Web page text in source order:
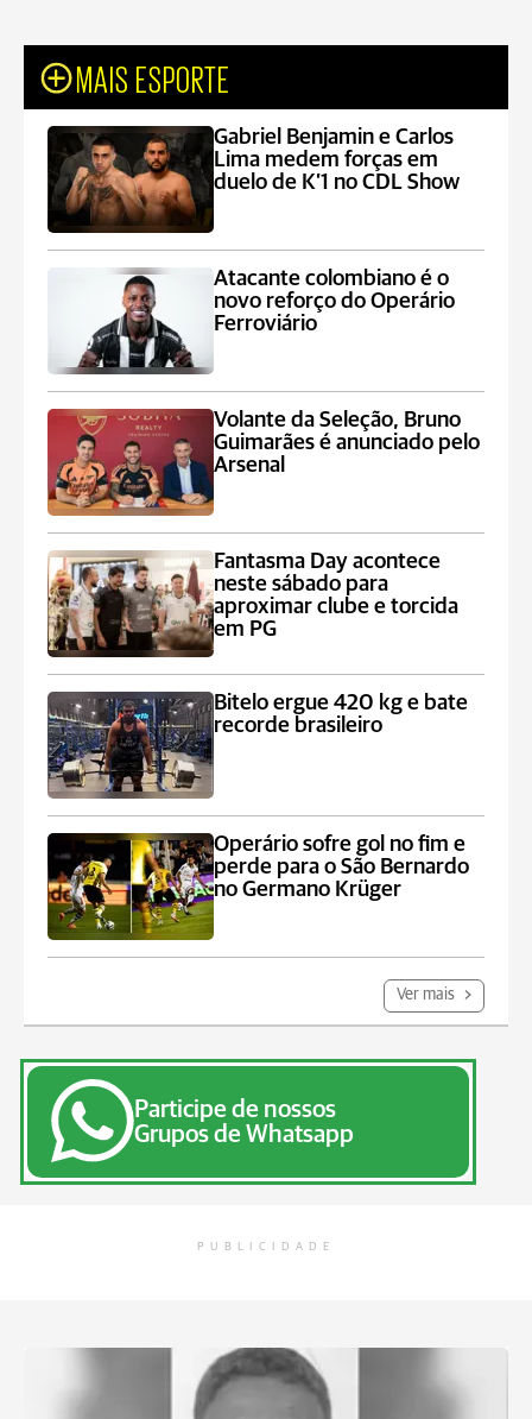
MAIS ESPORTE
Gabriel Benjamin e Carlos
Lima medem forças em
duelo de K’1 no CDL Show
Atacante colombiano é o
novo reforço do Operário
Ferroviário
Volante da Seleção, Bruno
Guimarães é anunciado pelo
Arsenal
Fantasma Day acontece
neste sábado para
aproximar clube e torcida
em PG
Bitelo ergue 420 kg e bate
recorde brasileiro
Operário sofre gol no fim e
perde para o São Bernardo
no Germano Krüger
Ver mais
Participe de nossos
Grupos de Whatsapp
PUBLICIDADE